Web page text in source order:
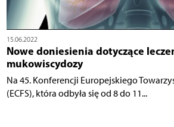
15.06.2022
Nowe doniesienia dotyczące
mukowiscydozy
Na 45. Konferencji Europejskiego
(ECFS), która odbyła się od 8 do 11...